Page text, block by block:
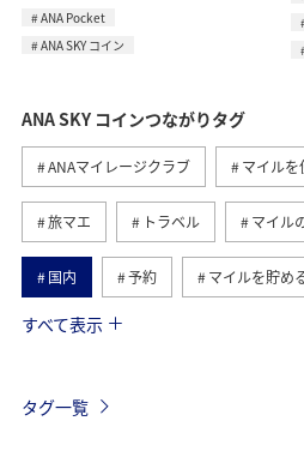
ANA Pocket
ANA SKY コイン
ANA SKY コインつながりタグ
ANAマイレージクラブ マイルを
旅マエ トラベル マイル
国内 予約 マイルを貯め
マイルの教室
すべて表示
タグ一覧